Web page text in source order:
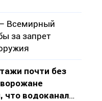
Всемирный
за запрет
почти без
что водоканал